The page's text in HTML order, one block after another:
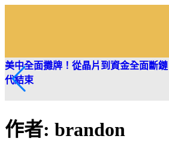
美中全面攤牌！從晶片到資金全面斷
代結束
作者: brandon